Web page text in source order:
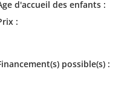
d'accueil des enfants :
:
possible(s) :